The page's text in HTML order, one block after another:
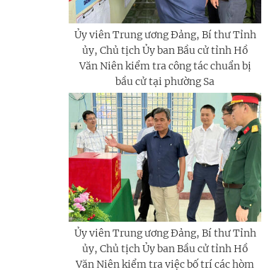
Ủy viên Trung ương Đảng, Bí thư Tỉnh
ủy, Chủ tịch Ủy ban Bầu cử tỉnh Hồ
Văn Niên kiểm tra công tác chuẩn bị
bầu cử tại phường Sa
Ủy viên Trung ương Đảng, Bí thư Tỉnh
ủy, Chủ tịch Ủy ban Bầu cử tỉnh Hồ
Văn Niên kiểm tra việc bố trí các hòm